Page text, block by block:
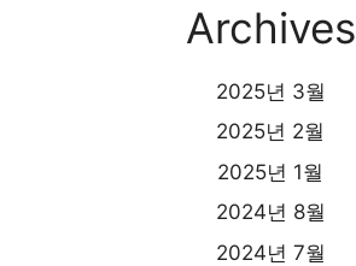
Archives
2025년 3월
2025년 2월
2025년 1월
2024년 8월
2024년 7월